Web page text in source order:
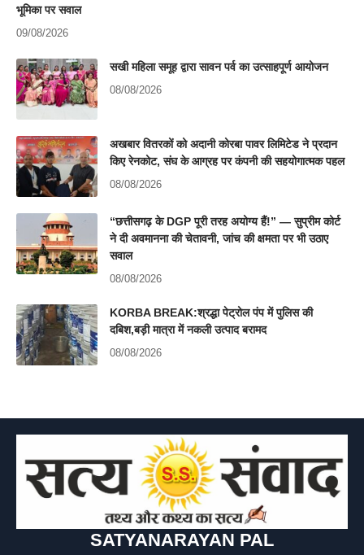
भूमिका पर सवाल
09/08/2026
सखी महिला समूह द्वारा सावन पर्व का उत्साहपूर्ण आयोजन
08/08/2026
अखबार वितरकों को अदानी कोरबा पावर लिमिटेड ने प्रदान
किए रेनकोट, संघ के आग्रह पर कंपनी की सहयोगात्मक पहल
08/08/2026
“छत्तीसगढ़ के DGP पूरी तरह अयोग्य हैं!” — सुप्रीम कोर्ट
ने दी अवमानना की चेतावनी, जांच की क्षमता पर भी उठाए
सवाल
08/08/2026
KORBA BREAK:श्रद्धा पेट्रोल पंप में पुलिस की
दबिश,बड़ी मात्रा में नकली उत्पाद बरामद
08/08/2026
SATYANARAYAN PAL